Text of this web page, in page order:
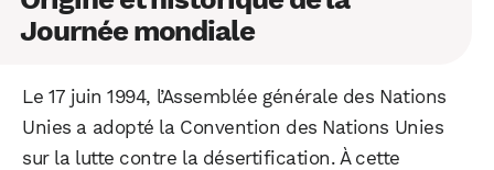
Journée mondiale
Le 17 juin 1994, l’Assemblée générale des Nations
Unies a adopté la Convention des Nations Unies
sur la lutte contre la désertification. À cette